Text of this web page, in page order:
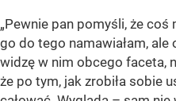
„Pewnie pan pomyśli, że coś
go do tego namawiałam,
widzę w nim obcego faceta,
że po tym, jak zrobiła sobie